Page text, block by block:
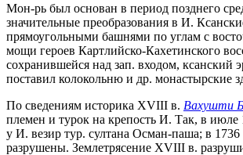
Мон-рь был основан в период позднего
значительные преобразования в И.
прямоугольными башнями по углам с
мощи героев Картлийско-Кахетинского
сохранившейся над зап. входом, ксанский
поставил колокольню и др. монастырские
По сведениям историка XVIII в. Вахушти
племен и турок на крепость И. Так, в июле
у И. везир тур. султана Осман-паша; в 1736
разрушены. Землетрясение XVIII в.